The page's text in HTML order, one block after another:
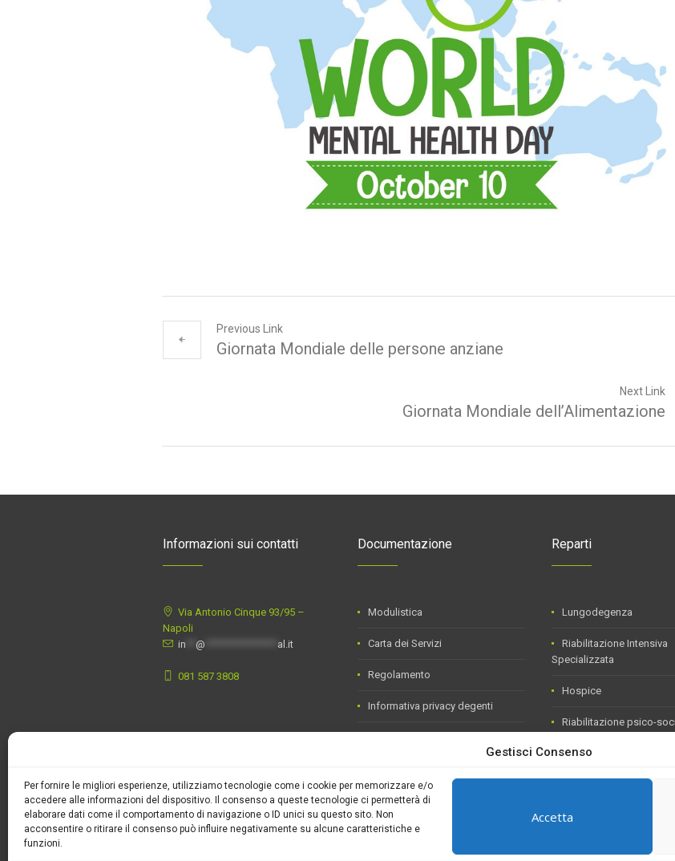
Gestisci Consenso
Per fornire le migliori esperienze, utilizziamo tecnologie come i cookie per memorizzare e/o
accedere alle informazioni del dispositivo. Il consenso a queste tecnologie ci permetterà di
elaborare dati come il comportamento di navigazione o ID unici su questo sito. Non
acconsentire o ritirare il consenso può influire negativamente su alcune caratteristiche e
funzioni.
Accetta
Previous Link
Giornata Mondiale delle persone anziane
Next Link
Giornata Mondiale dell’Alimentazione
Informazioni sui contatti
Via Antonio Cinque 93/95 –
Napoli
in
@ al.it
081 587 3808
Documentazione
Modulistica
Carta dei Servizi
Regolamento
Informativa privacy degenti
Reparti
Lungodegenza
Riabilitazione Intensiva
Specializzata
Hospice
Riabilitazione psico-